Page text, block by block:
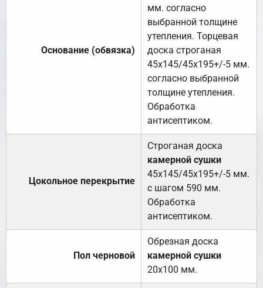
Основание (обвязка)
мм. согласно
выбранной толщине
утепления. Торцевая
доска строганая
45х145/45х195+/-5 мм.
согласно выбранной
толщине утепления.
Обработка
антисептиком.
Цокольное перекрытие
Строганая доска
камерной сушки
45х145/45х195+/-5 мм.
с шагом 590 мм.
Обработка
антисептиком.
Пол черновой
Обрезная доска
камерной сушки
20х100 мм.